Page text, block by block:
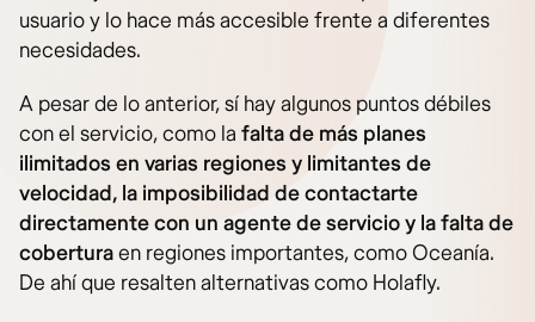
usuario y lo hace más accesible frente a diferentes
necesidades.
A pesar de lo anterior, sí hay algunos puntos débiles
con el servicio, como la falta de más planes
ilimitados en varias regiones y limitantes de
velocidad, la imposibilidad de contactarte
directamente con un agente de servicio y la falta de
coberturaen regiones importantes, como Oceanía.
De ahí que resalten alternativas como Holafly.